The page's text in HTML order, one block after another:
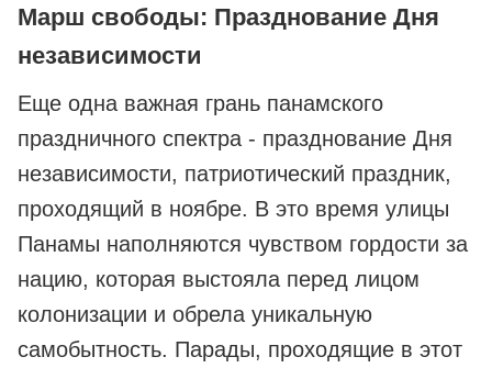
Марш свободы: Празднование Дня
независимости
Еще одна важная грань панамского
праздничного спектра - празднование Дня
независимости, патриотический праздник,
проходящий в ноябре. В это время улицы
Панамы наполняются чувством гордости за
нацию, которая выстояла перед лицом
колонизации и обрела уникальную
самобытность. Парады, проходящие в этот